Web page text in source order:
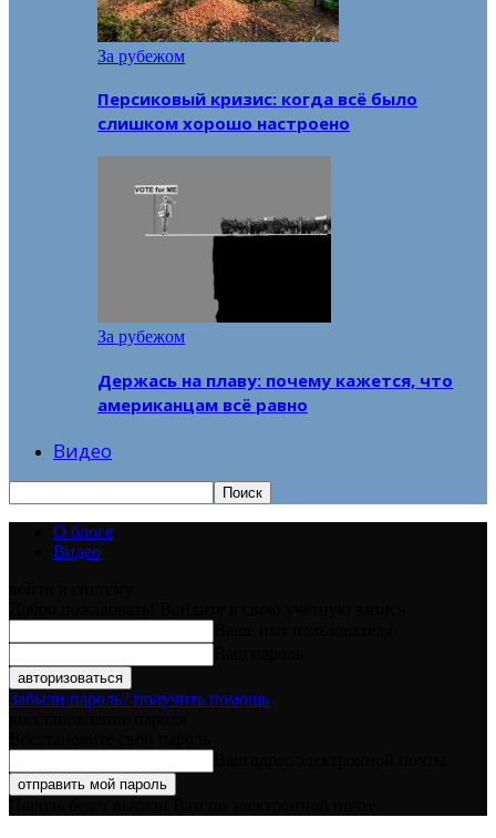
За рубежом
Персиковый кризис: когда всё было
слишком хорошо настроено
За рубежом
Держась на плаву: почему кажется, что
американцам всё равно
Видео
О блоге
Видео
Забыли пароль? получить помощь